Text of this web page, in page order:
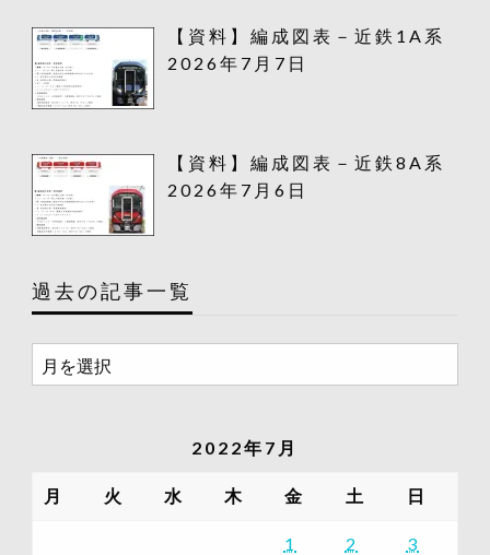
【資料】編成図表－近鉄1A系
2026年7月7日
【資料】編成図表－近鉄8A系
2026年7月6日
過去の記事一覧
過
去
一
2022年7月
月 火 水 木 金 土 日
1 2 3